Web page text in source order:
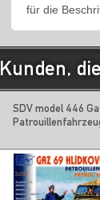
für die
Kunden,
SDV model 446